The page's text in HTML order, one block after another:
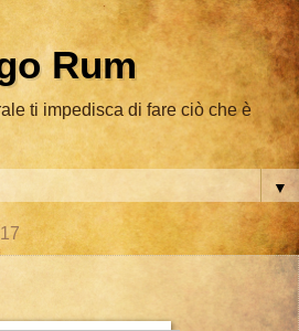
Rum
ti impedisca di fare ciò che è
▼